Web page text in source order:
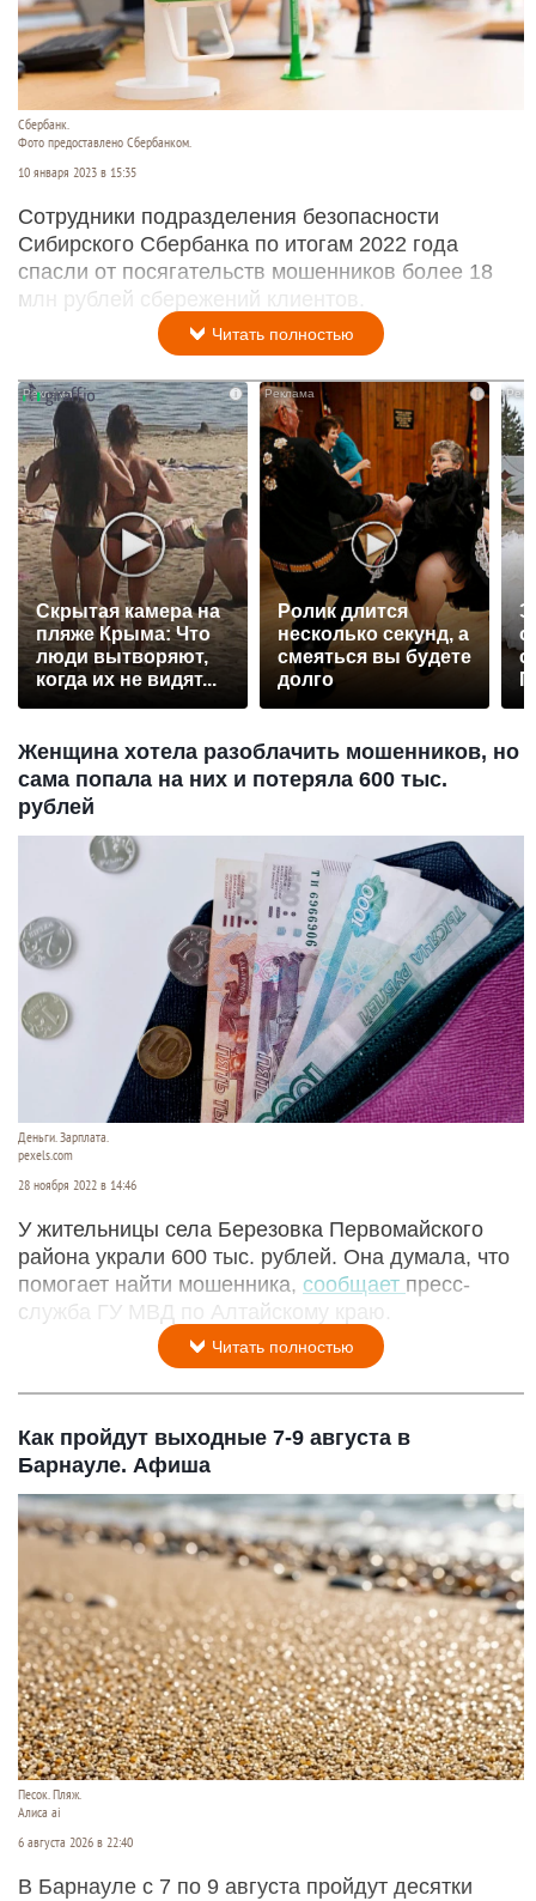
Сбербанк.
Фото предоставлено Сбербанком.
10 января 2023 в 15:35
Сотрудники подразделения безопасности
Сибирского Сбербанка по итогам 2022 года
спасли от посягательств мошенников более 18
млн рублей сбережений клиентов.
Читать полностью
i
Скрытая камера на
пляже Крыма: Что
люди вытворяют,
когда их не видят...
Ролик длится
несколько секунд, а
смеяться вы будете
долго
Женщина хотела разоблачить мошенников, но
сама попала на них и потеряла 600 тыс.
рублей
Деньги. Зарплата.
pexels.com
28 ноября 2022 в 14:46
У жительницы села Березовка Первомайского
района украли 600 тыс. рублей. Она думала, что
помогает найти мошенника, сообщает пресс-
служба ГУ МВД по Алтайскому краю.
Читать полностью
Как пройдут выходные 7-9 августа в
Барнауле. Афиша
Песок. Пляж.
Алиса ai
6 августа 2026 в 22:40
В Барнауле с 7 по 9 августа пройдут десятки